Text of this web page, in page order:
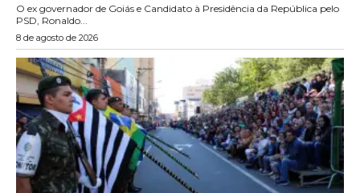
O ex governador de Goiás e Candidato à Presidência da República pelo
PSD, Ronaldo...
8 de agosto de 2026